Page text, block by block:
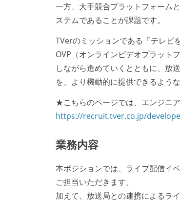
一方、大手競合プラットフォーム
ステムであることが課題です。
TVerのミッションである「テレビ
OVP（オンラインビデオプラット
しながら進めていくとともに、放
を、より機動的に提供できるよう
★こちらのページでは、エンジニ
https://recruit.tver.co.jp/
業務内容
本ポジションでは、ライブ配信イ
ご担当いただきます。
加えて、放送局との連携によるラ